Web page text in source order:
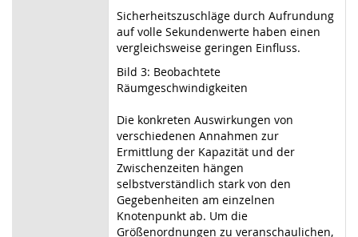
Sicherheitszuschläge durch Aufrundung
auf volle Sekundenwerte haben einen
vergleichsweise geringen Einfluss.
Bild 3: Beobachtete
Räumgeschwindigkeiten
Die konkreten Auswirkungen von
verschiedenen Annahmen zur
Ermittlung der Kapazität und der
Zwischenzeiten hängen
selbstverständlich stark von den
Gegebenheiten am einzelnen
Knotenpunkt ab. Um die
Größenordnungen zu veranschaulichen,